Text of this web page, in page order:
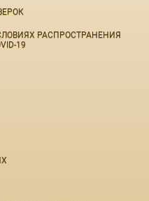
РАСПРОСТРАНЕНИЯ
19